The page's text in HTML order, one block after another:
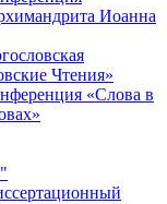
Иоанна
Чтения»
«Cлова в